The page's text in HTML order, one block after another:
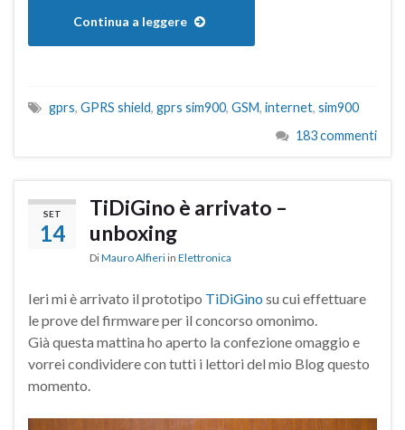
Continua a leggere
gprs, GPRS shield, gprs sim900, GSM, internet, sim900
183 commenti
SET
14
TiDiGino è arrivato –
unboxing
DiMauro Alfieri in Elettronica
Ieri mi è arrivato il prototipo TiDiGino su cui effettuare
le prove del firmware per il concorso omonimo.
Già questa mattina ho aperto la confezione omaggio e
vorrei condividere con tutti i lettori del mio Blog questo
momento.